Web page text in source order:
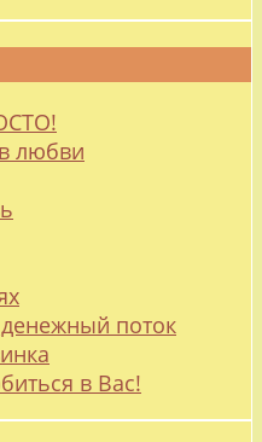
любви
поток
в Вас!